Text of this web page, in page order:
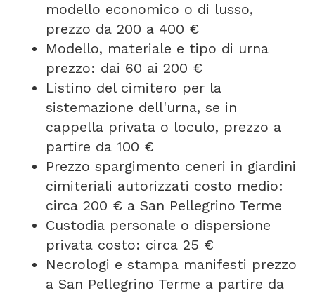
modello economico o di lusso,
prezzo da 200 a 400 €
Modello, materiale e tipo di urna
prezzo: dai 60 ai 200 €
Listino del cimitero per la
sistemazione dell'urna, se in
cappella privata o loculo, prezzo a
partire da 100 €
Prezzo spargimento ceneri in giardini
cimiteriali autorizzati costo medio:
circa 200 € a San Pellegrino Terme
Custodia personale o dispersione
privata costo: circa 25 €
Necrologi e stampa manifesti prezzo
a San Pellegrino Terme a partire da